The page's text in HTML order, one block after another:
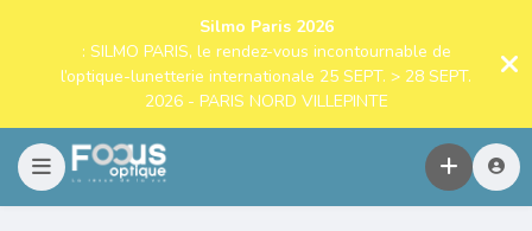
Silmo Paris 2026
: SILMO PARIS, le rendez-vous incontournable de
l’optique-lunetterie internationale 25 SEPT. > 28 SEPT.
2026 - PARIS NORD VILLEPINTE